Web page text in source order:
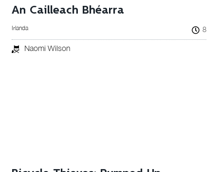
An Cailleach Bhéarra
Irlanda 8
Naomi Wilson